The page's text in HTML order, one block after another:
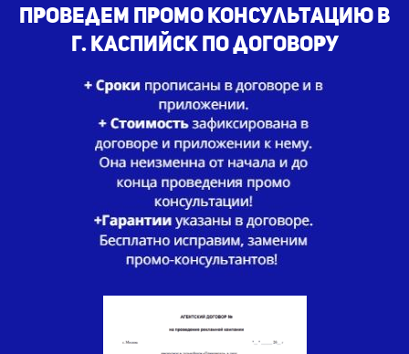
Проведем промо консультацию в
г. Каспийск по договору